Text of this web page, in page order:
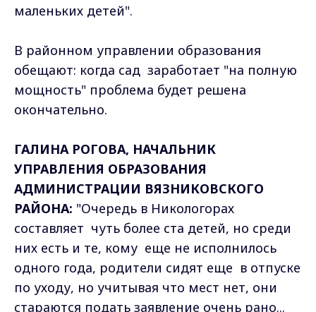
маленьких детей".
В районном управлении образования
обещают: когда сад заработает "на полную
мощность" проблема будет решена
окончательно.
ГАЛИНА РОГОВА, НАЧАЛЬНИК
УПРАВЛЕНИЯ ОБРАЗОВАНИЯ
АДМИНИСТРАЦИИ ВЯЗНИКОВСКОГО
РАЙОНА: "Очередь в Никологорах
составляет чуть более ста детей, но среди
них есть и те, кому еще не исполнилось
одного года, родители сидят еще в отпуске
по уходу, но учитывая что мест нет, они
стараются подать заявление очень рано...